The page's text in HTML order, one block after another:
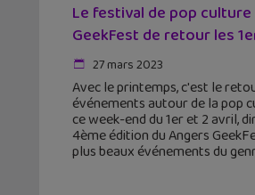
Le festival de pop
GeekFest de retour les
27 mars 2023
Avec le printemps, c'est le
événements autour de la pop
ce week-end du 1er et 2 avril,
4ème édition du Angers
plus beaux événements du